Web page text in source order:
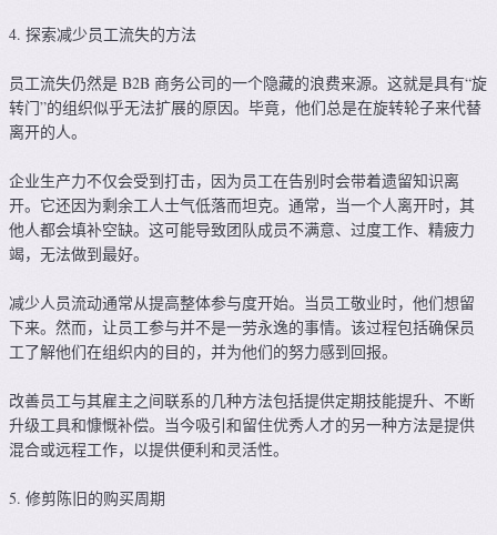
4. 探索减少员工流失的方法
员工流失仍然是 B2B 商务公司的一个隐藏的浪费来源。这就是具有“旋
转门”的组织似乎无法扩展的原因。毕竟，他们总是在旋转轮子来代替
离开的人。
企业生产力不仅会受到打击，因为员工在告别时会带着遗留知识离
开。它还因为剩余工人士气低落而坦克。通常，当一个人离开时，其
他人都会填补空缺。这可能导致团队成员不满意、过度工作、精疲力
竭，无法做到最好。
减少人员流动通常从提高整体参与度开始。当员工敬业时，他们想留
下来。然而，让员工参与并不是一劳永逸的事情。该过程包括确保员
工了解他们在组织内的目的，并为他们的努力感到回报。
改善员工与其雇主之间联系的几种方法包括提供定期技能提升、不断
升级工具和慷慨补偿。当今吸引和留住优秀人才的另一种方法是提供
混合或远程工作，以提供便利和灵活性。
5. 修剪陈旧的购买周期